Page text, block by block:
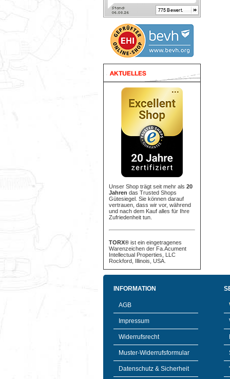
Unser Shop trägt seit mehr als 20
Jahren das Trusted Shops
Gütesiegel. Sie können darauf
vertrauen, dass wir vor, während
und nach dem Kauf alles für Ihre
Zufriedenheit tun.
TORX® ist ein eingetragenes
Warenzeichen der Fa.Acument
Intellectual Properties, LLC
Rockford, Illinois, USA.
INFORMATION
AGB
Impressum
Widerrufsrecht
Muster-Widerrufsformular
Datenschutz & Sicherheit